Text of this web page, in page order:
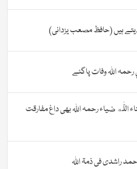
ہیں (حافظ مصعب یزدانی)
اللہ وفات پاگئے
اللّٰه ضیاء رحمہ اللہ بھی داغ مفارقت
راشدی فی ذمۃ اللہ